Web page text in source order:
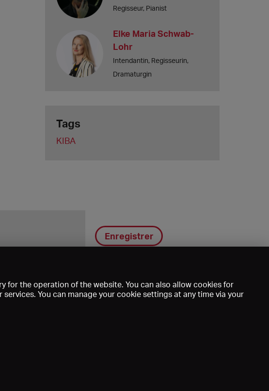
Regisseur, Pianist
Elke Maria Schwab-
Lohr
Intendantin, Regisseurin,
Dramaturgin
Tags
KIBA
Enregistrer
for the operation of the website. You can also allow cookies for
You can manage your cookie settings at any time via your